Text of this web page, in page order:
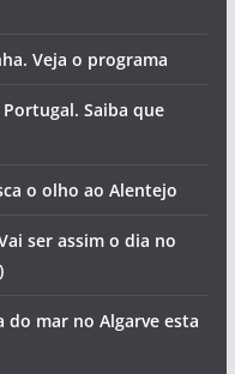
Veja o programa
Saiba que
o olho ao Alentejo
ser assim o dia no
mar no Algarve esta